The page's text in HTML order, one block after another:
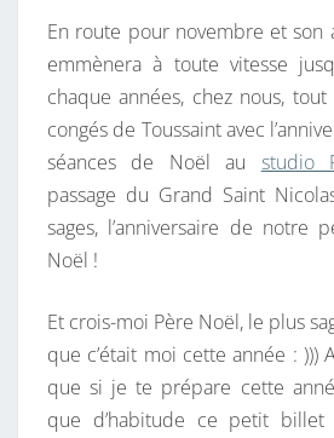
U
I
…
M
A
I
S
A
N
D
En route pour novembre et son
emmènera à toute vitesse
chaque années, chez nous, tout
congés de Toussaint avec
séances de Noël au studio
passage du Grand Saint
sages, l’anniversaire de notre
Noël !
Et crois-moi Père Noël, le plus
que c’était moi cette année : )))
que si je te prépare cette
que d’habitude ce petit